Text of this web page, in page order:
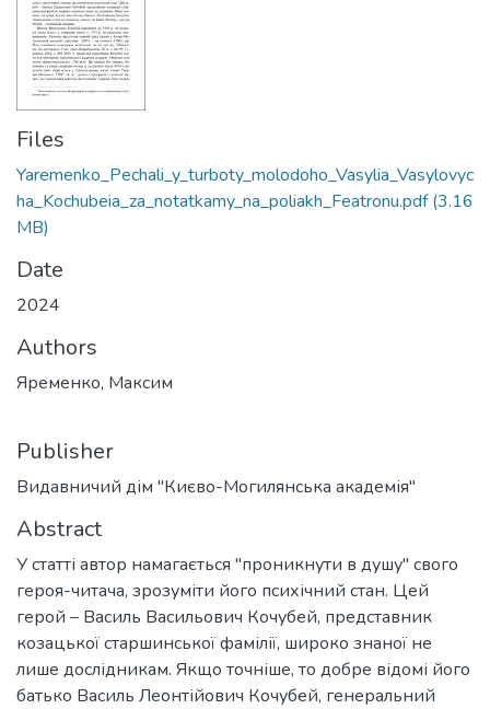
Files
Yaremenko_Pechali_y_turboty_molodoho_Vasylia_Vasylovyc
ha_Kochubeia_za_notatkamy_na_poliakh_Featronu.pdf(3.16
MB)
Date
2024
Authors
Яременко, Максим
Publisher
Видавничий дім "Києво-Могилянська академія"
Abstract
У статті автор намагається "проникнути в душу" свого
героя-читача, зрозуміти його психічний стан. Цей
герой – Василь Васильович Кочубей, представник
козацької старшинської фамілії, широко знаної не
лише дослідникам. Якщо точніше, то добре відомі його
батько Василь Леонтійович Кочубей, генеральний